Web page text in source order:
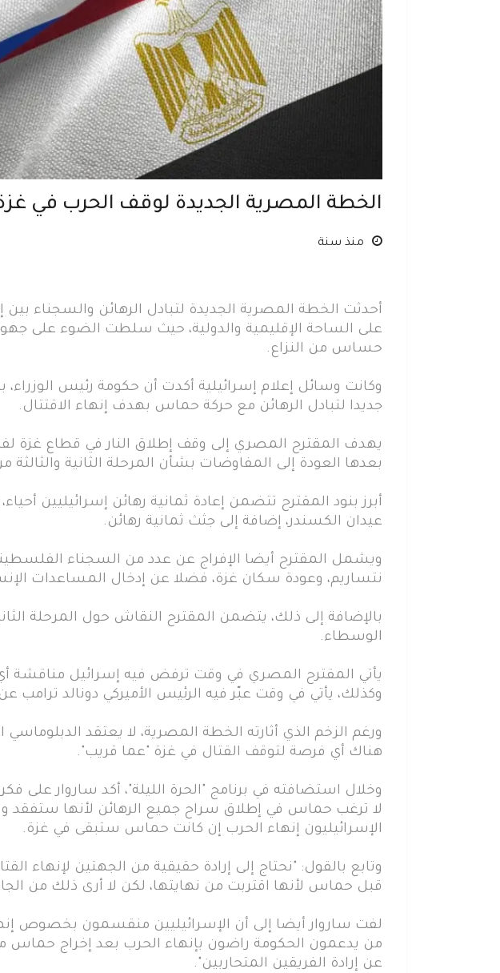
الخطة المصرية الجديدة لوقف الحرب في
منذ سنة
أحدثت الخطة المصرية الجديدة لتبادل الرهائن والسجناء
على الساحة الإقليمية والدولية، حيث سلطت الضوء على
حساس من النزاع.
وكانت وسائل إعلام إسرائيلية أكدت أن حكومة رئيس الوزراء،
جديدا لتبادل الرهائن مع حركة حماس بهدف إنهاء الاقتتال.
بعدها العودة إلى المفاوضات بشأن المرحلة الثانية والثالثة
أبرز بنود المقترح تتضمن إعادة ثمانية رهائن إسرائيليين
عيدان الكسندر، إضافة إلى جثث ثمانية رهائن.
ويشمل المقترح أيضا الإفراج عن عدد من السجناء
نتساريم، وعودة سكان غزة، فضلا عن إدخال المساعدات
بالإضافة إلى ذلك، يتضمن المقترح النقاش حول المرحلة
الوسطاء.
يأتي المقترح المصري في وقت ترفض فيه إسرائيل مناقشة
وكذلك، يأتي في وقت عبّر فيه الرئيس الأميركي دونالد ترامب
ورغم الزخم الذي أثارته الخطة المصرية، لا يعتقد الدبلوماسي
هناك أي فرصة لتوقف القتال في غزة "عما قريب".
وخلال استضافته في برنامج "الحرة الليلة"، أكد ساروار على
لا ترغب حماس في إطلاق سراح جميع الرهائن لأنها ستفقد
الإسرائيليون إنهاء الحرب إن كانت حماس ستبقى في غزة.
وتابع بالقول: "نحتاج إلى إرادة حقيقية من الجهتين لإنهاء
قبل حماس لأنها اقتربت من نهايتها، لكن لا أرى ذلك من
لفت ساروار أيضا إلى أن الإسرائيليين منقسمون بخصوص
من يدعمون الحكومة راضون بإنهاء الحرب بعد إخراج حماس من
عن إرادة الفريقين المتحاربين".